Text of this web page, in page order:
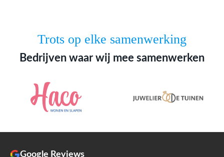
Trots op elke samenwerking
Bedrijven waar wij mee samenwerken
Google Reviews